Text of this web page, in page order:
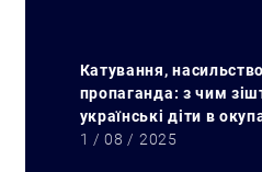
Катування,
пропаганда: з чим
українські діти в
1 / 08 / 2025